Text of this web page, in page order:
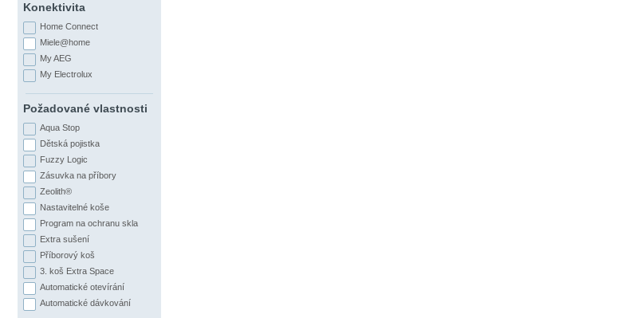
Konektivita
Home Connect
Miele@home
My AEG
My Electrolux
Požadované vlastnosti
Aqua Stop
Dětská pojistka
Fuzzy Logic
Zásuvka na příbory
Zeolith®
Nastavitelné koše
Program na ochranu skla
Extra sušení
Příborový koš
3. koš Extra Space
Automatické otevírání
Automatické dávkování